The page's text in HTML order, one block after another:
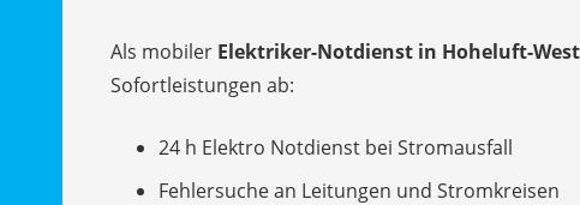
Als mobiler Elektriker-Notdienst in Hoheluft-West
Sofortleistungen ab:
24 h Elektro Notdienst bei Stromausfall
Fehlersuche an Leitungen und Stromkreisen